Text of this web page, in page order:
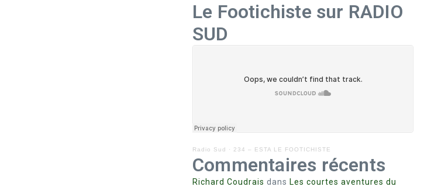
Le Footichiste sur RADIO
SUD
Radio Sud · 234 – ESTA LE FOOTICHISTE
Commentaires récents
Richard Coudrais dans Les courtes aventures du